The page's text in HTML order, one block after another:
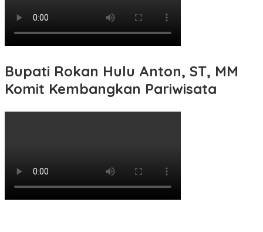
Bupati Rokan Hulu Anton, ST, MM
Komit Kembangkan Pariwisata